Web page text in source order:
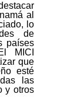
al
lo
de
países
MICI
que
esté
las
y otros